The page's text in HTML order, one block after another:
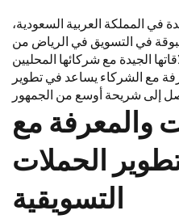
في المملكة العربية السعودية،
في التسويق في الرياض من
الجيدة مع شركائها المحليين
مع الشركاء يساعد في تطوير
والمعرفة مع
الحملات
التسويقية